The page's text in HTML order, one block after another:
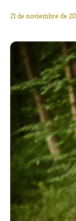
21 de noviembre de